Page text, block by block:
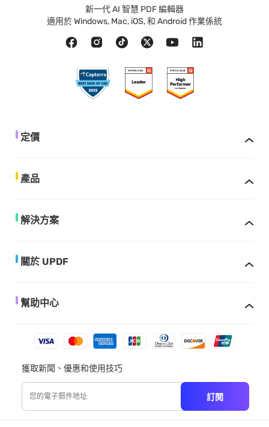
新一代 AI 智慧 PDF 編輯器
適用於 Windows, Mac, iOS, 和 Android 作業係統
定價
產品
解決方案
關於 UPDF
幫助中心
獲取新聞、優惠和使用技巧
訂閱